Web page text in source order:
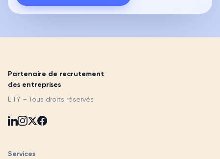
Partenaire de recrutement
des entreprises
LITY – Tous droits réservés
Services